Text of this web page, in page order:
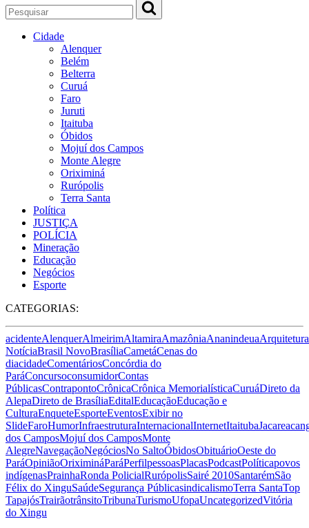
Cidade
Alenquer
Belém
Belterra
Curuá
Faro
Juruti
Itaituba
Óbidos
Mojuí dos Campos
Monte Alegre
Oriximiná
Rurópolis
Terra Santa
Política
JUSTIÇA
POLÍCIA
Mineração
Educação
Negócios
Esporte
CATEGORIAS:
acidenteAlenquerAlmeirimAltamiraAmazôniaAnanindeuaArquitetura
NotíciaBrasil NovoBrasíliaCametáCenas do
diacidadeComentáriosConcórdia do
ParáConcursoconsumidorContas
PúblicasContrapontoCrônicaCrônica MemorialísticaCuruáDireto da
AlepaDireto de BrasíliaEditalEducaçãoEducação e
CulturaEnqueteEsporteEventosExibir no
SlideFaroHumorInfraestruturaInternacionalInternetItaituba
dos CamposMojuí dos CamposMonte
AlegreNavegaçãoNegóciosNo SaltoÓbidosObituárioOeste do
ParáOpiniãoOriximináParáPerfilpessoasPlacasPodcastPolíticapovos
indígenasPrainhaRonda PolicialRurópolisSairé 2010SantarémSão
Félix do XinguSaúdeSegurança PúblicasindicalismoTerra SantaTop
TapajósTrairãotrânsitoTribunaTurismoUfopaUncategorizedVitória
do Xingu